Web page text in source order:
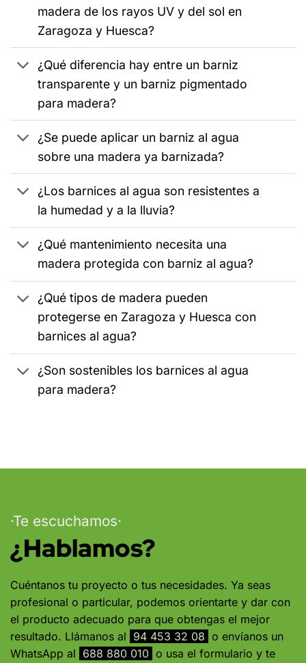
madera de los rayos UV y del sol en
Zaragoza y Huesca?
¿Qué diferencia hay entre un barniz
transparente y un barniz pigmentado
para madera?
¿Se puede aplicar un barniz al agua
sobre una madera ya barnizada?
¿Los barnices al agua son resistentes a
la humedad y a la lluvia?
¿Qué mantenimiento necesita una
madera protegida con barniz al agua?
¿Qué tipos de madera pueden
protegerse en Zaragoza y Huesca con
barnices al agua?
¿Son sostenibles los barnices al agua
para madera?
·Te escuchamos·
¿Hablamos?
Cuéntanos tu proyecto o tus necesidades. Ya seas
profesional o particular, podemos orientarte y dar con
el producto adecuado para que obtengas el mejor
resultado. Llámanos al 94 453 32 08 o envíanos un
WhatsApp al 688 880 010 o usa el formulario y te